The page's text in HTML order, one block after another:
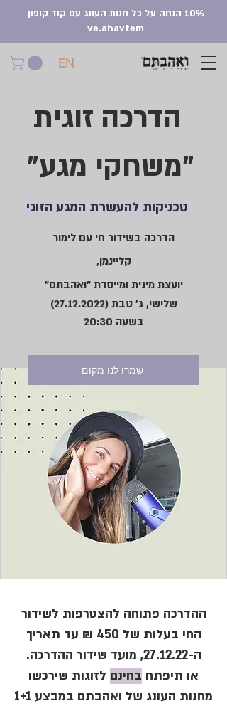
10% הנחה על כל חנות העונג עם קוד קופון
ve.ahavtem
EN
הדרכה זוגית
"משחקי מגע"
טכניקות להעשרת המגע הזוגי
הדרכה בשידור חי עם לימור
קליינמן,
יועצת מינית ומייסדת "ואהבתם"
שלישי, ג' טבת(27.12.2022)
בשעה 20:30
שמרו לנו מקום
ההדרכה פתוחה להצטרפות לשידור
החי בעלות של 450 ₪ עד תאריך
ה-27.12.22, מועד שידור ההדרכה.
או תיפתח בחינם לזוגות שירכשו
מחנות העונג של ואהבתם במבצע 1+1